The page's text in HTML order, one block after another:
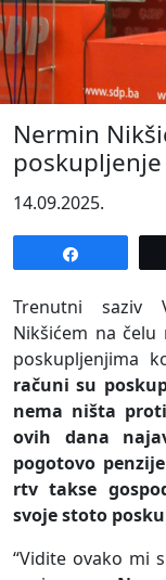
Nermin
14.09.2025.
Trenutni saziv
Nikšićem na
poskupljenjima
računi su
nema ništa
ovih dana
pogotovo
rtv takse
svoje stoto
“Vidite ovako mi